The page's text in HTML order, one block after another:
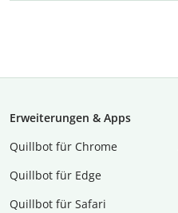
Erweiterungen & Apps
Quillbot für Chrome
Quillbot für Edge
Quillbot für Safari